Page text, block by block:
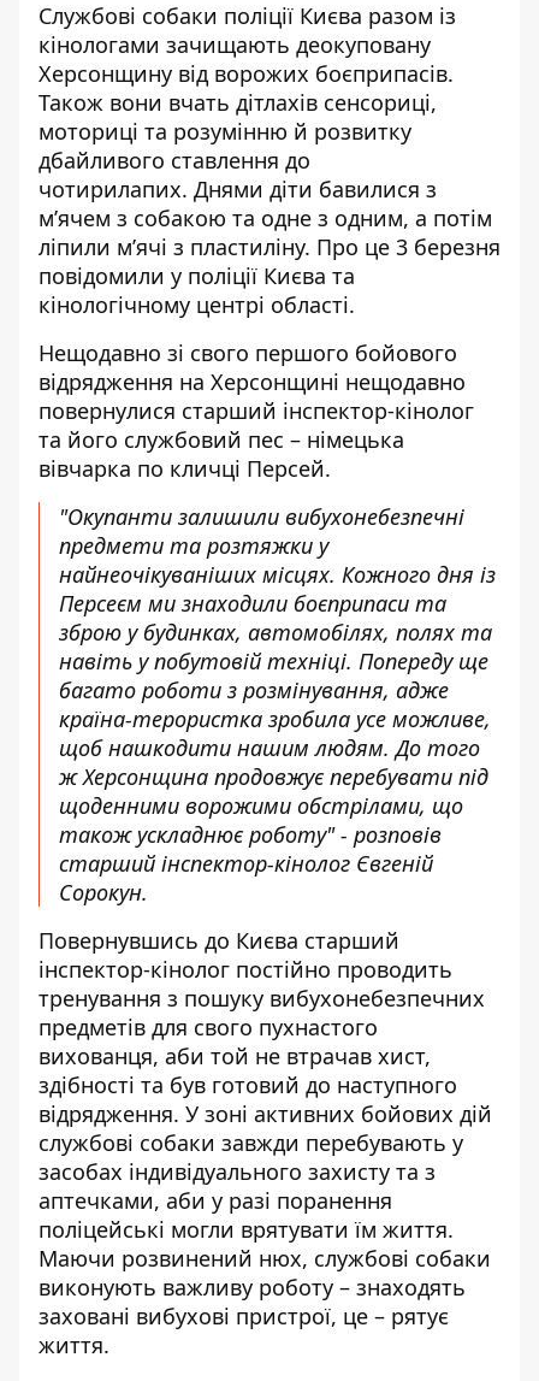
Службові собаки поліції Києва разом із
кінологами зачищають деокуповану
Херсонщину від ворожих боєприпасів.
Також вони вчать дітлахів сенсориці,
моториці та розумінню й розвитку
дбайливого ставлення до
чотирилапих. Днями діти бавилися з
м’ячем з собакою та одне з одним, а потім
ліпили м’ячі з пластиліну. Про це 3 березня
повідомили у поліції Києва та
кінологічному центрі області.
Нещодавно зі свого першого бойового
відрядження на Херсонщині нещодавно
повернулися старший інспектор-кінолог
та його службовий пес – німецька
вівчарка по кличці Персей.
"Окупанти залишили вибухонебезпечні
предмети та розтяжки у
найнеочікуваніших місцях. Кожного дня із
Персеєм ми знаходили боєприпаси та
зброю у будинках, автомобілях, полях та
навіть у побутовій техніці. Попереду ще
багато роботи з розмінування, адже
країна-терористка зробила усе можливе,
щоб нашкодити нашим людям. До того
ж Херсонщина продовжує перебувати під
щоденними ворожими обстрілами, що
також ускладнює роботу" - розповів
старший інспектор-кінолог Євгеній
Сорокун.
Повернувшись до Києва старший
інспектор-кінолог постійно проводить
тренування з пошуку вибухонебезпечних
предметів для свого пухнастого
вихованця, аби той не втрачав хист,
здібності та був готовий до наступного
відрядження. У зоні активних бойових дій
службові собаки завжди перебувають у
засобах індивідуального захисту та з
аптечками, аби у разі поранення
поліцейські могли врятувати їм життя.
Маючи розвинений нюх, службові собаки
виконують важливу роботу – знаходять
заховані вибухові пристрої, це – рятує
життя.